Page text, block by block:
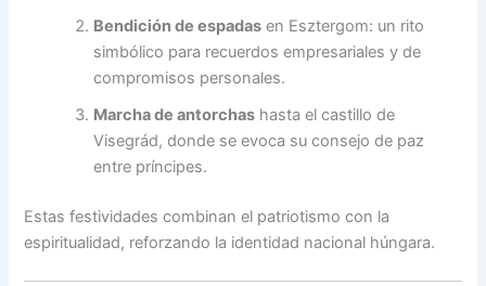
Bendición de espadas en Esztergom: un rito
simbólico para recuerdos empresariales y de
compromisos personales.
Marcha de antorchas hasta el castillo de
Visegrád, donde se evoca su consejo de paz
entre príncipes.
Estas festividades combinan el patriotismo con la
espiritualidad, reforzando la identidad nacional húngara.